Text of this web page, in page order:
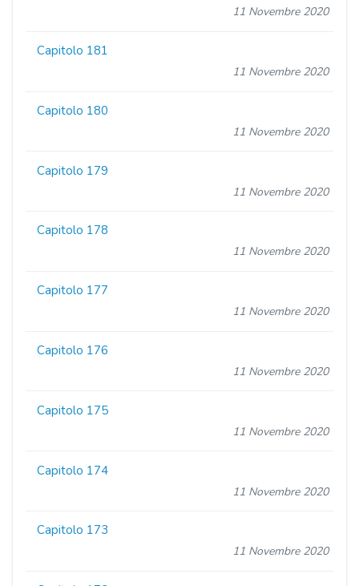
11 Novembre 2020
Capitolo 181
11 Novembre 2020
Capitolo 180
11 Novembre 2020
Capitolo 179
11 Novembre 2020
Capitolo 178
11 Novembre 2020
Capitolo 177
11 Novembre 2020
Capitolo 176
11 Novembre 2020
Capitolo 175
11 Novembre 2020
Capitolo 174
11 Novembre 2020
Capitolo 173
11 Novembre 2020